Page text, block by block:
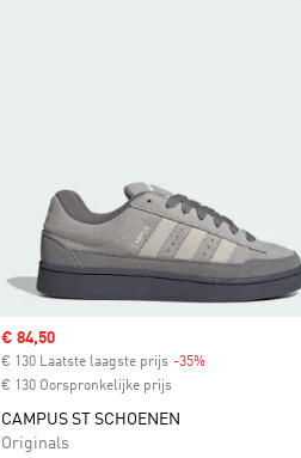
Sale price
€ 84,50
€ 130 Laatste laagste prijs -35%
€ 130 Oorspronkelijke prijs
CAMPUS ST SCHOENEN
Originals